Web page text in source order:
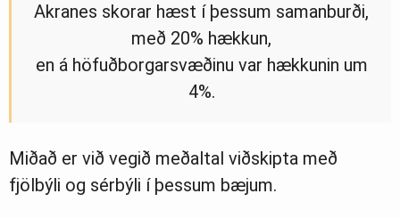
Akranes skorar hæst í þessum samanburði,
með 20% hækkun,
en á höfuðborgarsvæðinu var hækkunin um
4%.
Miðað er við vegið meðaltal viðskipta með
fjölbýli og sérbýli í þessum bæjum.